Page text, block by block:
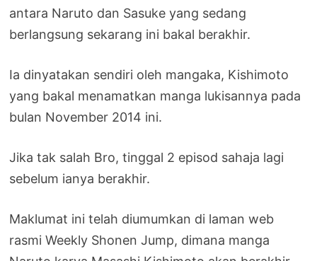
antara Naruto dan Sasuke yang sedang
berlangsung sekarang ini bakal berakhir.
Ia dinyatakan sendiri oleh mangaka, Kishimoto
yang bakal menamatkan manga lukisannya pada
bulan November 2014 ini.
Jika tak salah Bro, tinggal 2 episod sahaja lagi
sebelum ianya berakhir.
Maklumat ini telah diumumkan di laman web
rasmi Weekly Shonen Jump, dimana manga